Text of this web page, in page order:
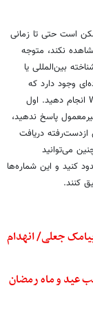
است حتی تا زمانی
نکند، متوجه
بین‌المللی یا
وجود دارد که
می‌توانید برای محافظت از خود در برابر کلاهبرداری Wangiri انجام دهید. اول
پاسخ ندهید،
ازدست‌رفته دریافت
می‌توانید
کنید و این شماره‌ها
کنند.
پیامک جعلی/ انهدام
شب عید و ماه رمضان